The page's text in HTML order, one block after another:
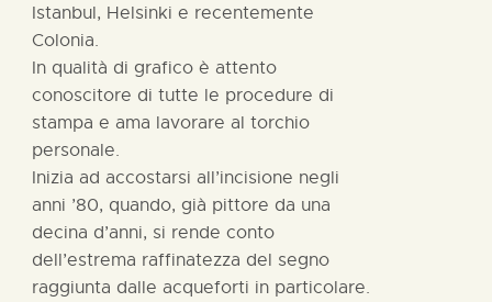
Istanbul, Helsinki e recentemente
Colonia.
In qualità di grafico è attento
conoscitore di tutte le procedure di
stampa e ama lavorare al torchio
personale.
Inizia ad accostarsi all’incisione negli
anni ’80, quando, già pittore da una
decina d’anni, si rende conto
dell’estrema raffinatezza del segno
raggiunta dalle acqueforti in particolare.